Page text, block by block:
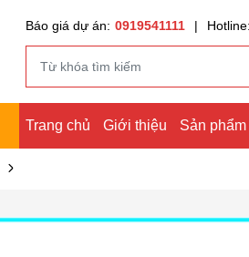
Báo giá dự án: 0919541111 | Hotline:
Trang chủ Giới thiệu Sản phẩm